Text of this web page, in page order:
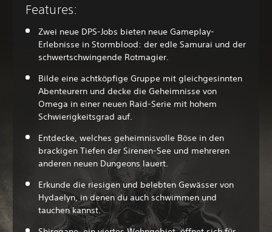
Features:
Zwei neue DPS-Jobs bieten neue Gameplay-
Erlebnisse in Stormblood: der edle Samurai und der
schwertschwingende Rotmagier.
Bilde eine achtköpfige Gruppe mit gleichgesinnten
Abenteurern und decke die Geheimnisse von
Omega in einer neuen Raid-Serie mit hohem
Schwierigkeitsgrad auf.
Entdecke, welches geheimnisvolle Böse in den
brackigen Tiefen der Sirenen-See und mehreren
anderen neuen Dungeons lauert.
Erkunde die riesigen und belebten Gewässer von
Hydaelyn, in denen du auch schwimmen und
tauchen kannst.